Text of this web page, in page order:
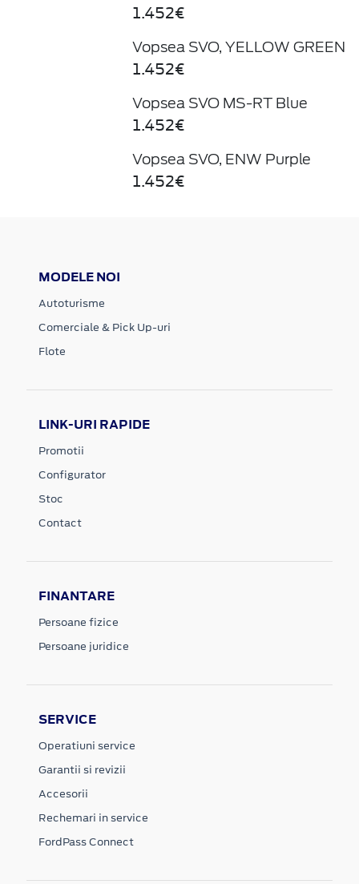
1.452€
Vopsea SVO, YELLOW GREEN
1.452€
Vopsea SVO MS-RT Blue
1.452€
Vopsea SVO, ENW Purple
1.452€
MODELE NOI
Autoturisme
Comerciale & Pick Up-uri
Flote
LINK-URI RAPIDE
Promotii
Configurator
Stoc
Contact
FINANTARE
Persoane fizice
Persoane juridice
SERVICE
Operatiuni service
Garantii si revizii
Accesorii
Rechemari in service
FordPass Connect